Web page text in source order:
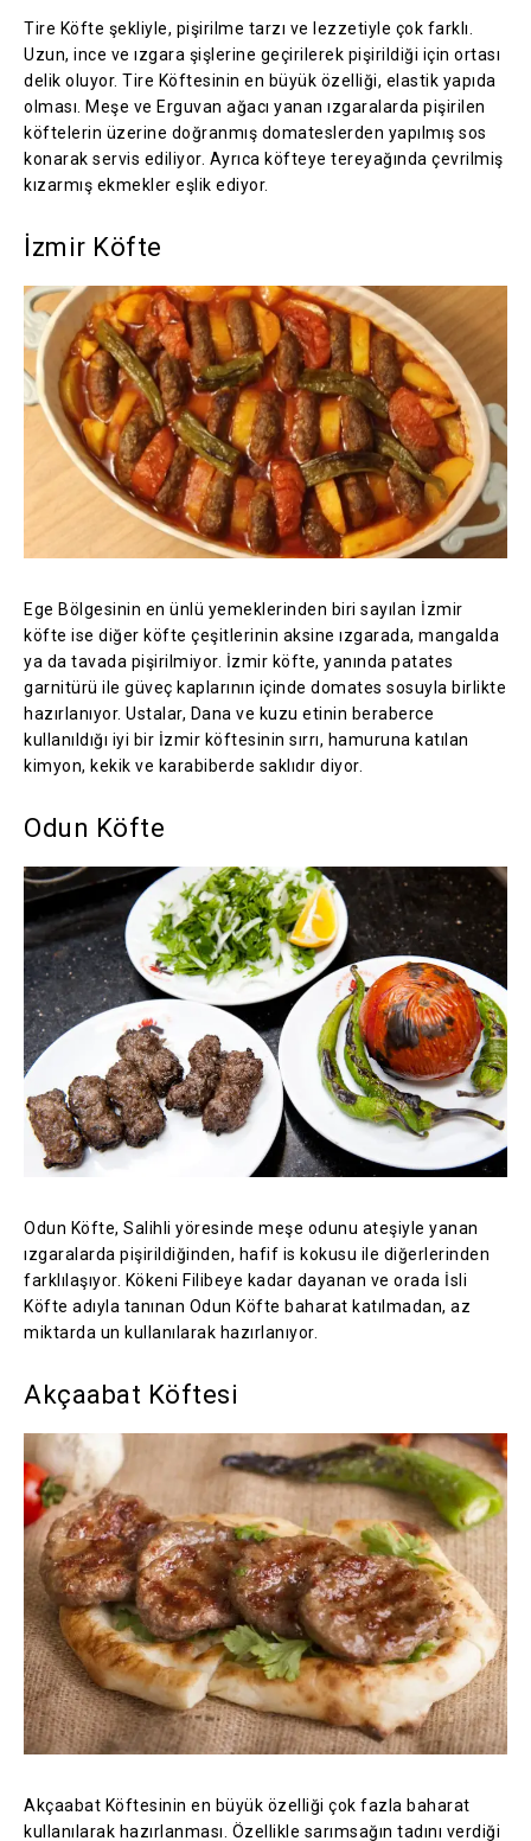
Tire Köfte şekliyle, pişirilme tarzı ve lezzetiyle çok farklı.
Uzun, ince ve ızgara şişlerine geçirilerek pişirildiği için ortası
delik oluyor. Tire Köftesinin en büyük özelliği, elastik yapıda
olması. Meşe ve Erguvan ağacı yanan ızgaralarda pişirilen
köftelerin üzerine doğranmış domateslerden yapılmış sos
konarak servis ediliyor. Ayrıca köfteye tereyağında çevrilmiş
kızarmış ekmekler eşlik ediyor.
İzmir Köfte
Ege Bölgesinin en ünlü yemeklerinden biri sayılan İzmir
köfte ise diğer köfte çeşitlerinin aksine ızgarada, mangalda
ya da tavada pişirilmiyor. İzmir köfte, yanında patates
garnitürü ile güveç kaplarının içinde domates sosuyla birlikte
hazırlanıyor. Ustalar, Dana ve kuzu etinin beraberce
kullanıldığı iyi bir İzmir köftesinin sırrı, hamuruna katılan
kimyon, kekik ve karabiberde saklıdır diyor.
Odun Köfte
Odun Köfte, Salihli yöresinde meşe odunu ateşiyle yanan
ızgaralarda pişirildiğinden, hafif is kokusu ile diğerlerinden
farklılaşıyor. Kökeni Filibeye kadar dayanan ve orada İsli
Köfte adıyla tanınan Odun Köfte baharat katılmadan, az
miktarda un kullanılarak hazırlanıyor.
Akçaabat Köftesi
Akçaabat Köftesinin en büyük özelliği çok fazla baharat
kullanılarak hazırlanması. Özellikle sarımsağın tadını verdiği